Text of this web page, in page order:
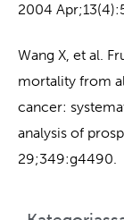
2004
Wang X, et al.
mortality from
cancer:
analysis of
29;349:g4490.